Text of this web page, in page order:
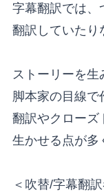
字幕翻訳では、
翻訳していたり
ストーリーを生
脚本家の目線で
翻訳やクローズ
生かせる点が多
＜吹替/字幕翻